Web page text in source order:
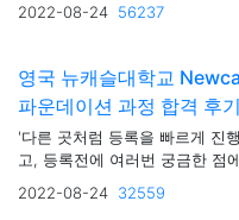
2022-08-24 56237
영국 뉴캐슬대학교
파운데이션 과정 합격 후기
'다른 곳처럼 등록을 빠르게 진
고, 등록전에 여러번 궁금한 점
택하게 되었습니다.'
2022-08-24 32559